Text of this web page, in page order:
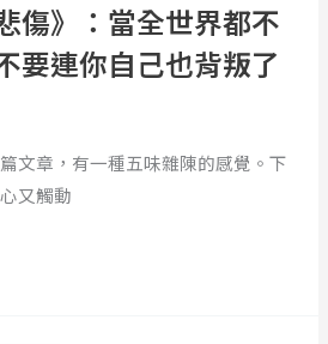
傷》：當全世界都不
要連你自己也背叛了
文章，有一種五味雜陳的感覺。下
又觸動